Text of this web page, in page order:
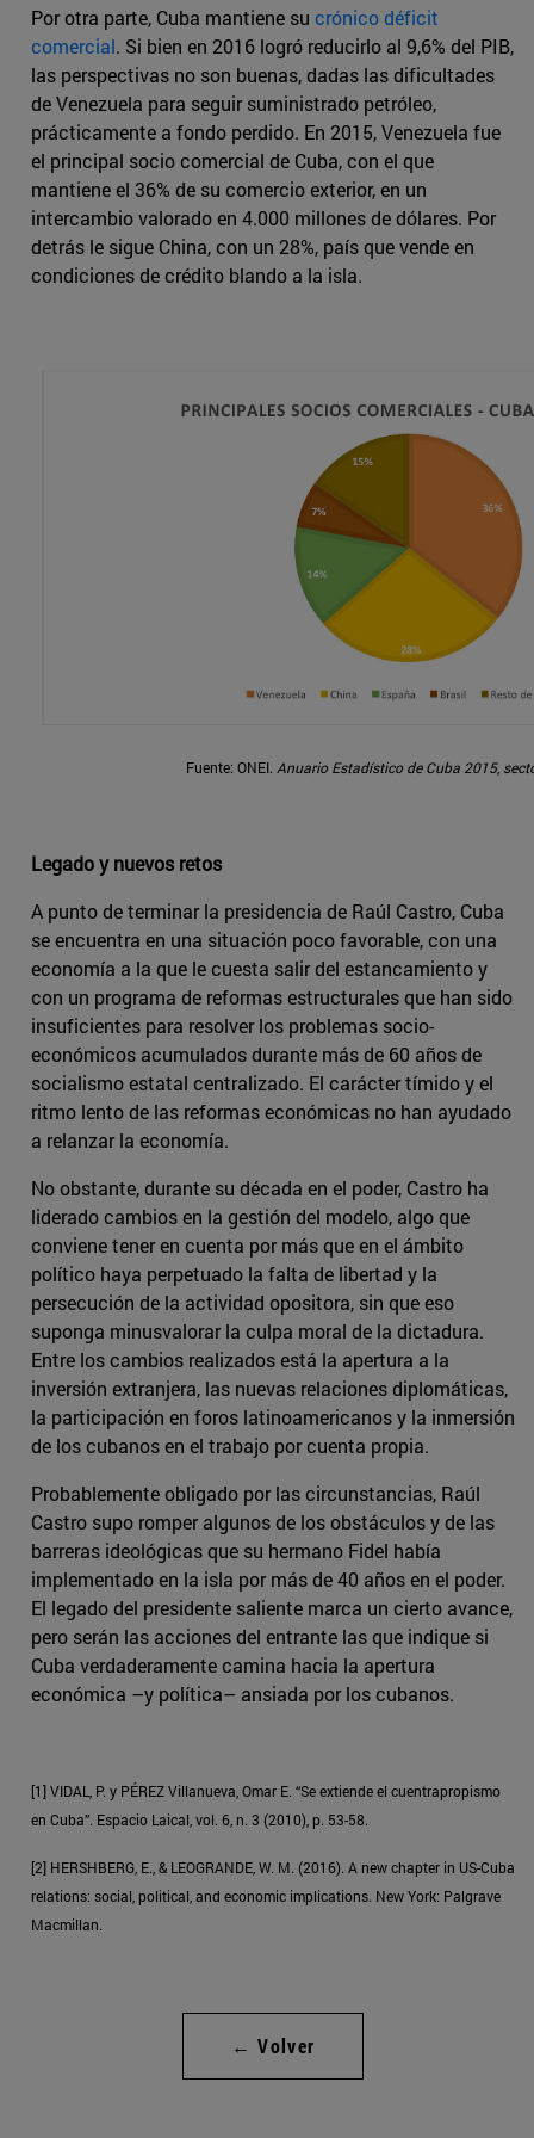
Por otra parte, Cuba mantiene su crónico déficit
comercial. Si bien en 2016 logró reducirlo al 9,6% del PIB,
las perspectivas no son buenas, dadas las dificultades
de Venezuela para seguir suministrado petróleo,
prácticamente a fondo perdido. En 2015, Venezuela fue
el principal socio comercial de Cuba, con el que
mantiene el 36% de su comercio exterior, en un
intercambio valorado en 4.000 millones de dólares. Por
detrás le sigue China, con un 28%, país que vende en
condiciones de crédito blando a la isla.
Fuente: ONEI. Anuario Estadístico de Cuba 2015,
Legado y nuevos retos
A punto de terminar la presidencia de Raúl Castro, Cuba
se encuentra en una situación poco favorable, con una
economía a la que le cuesta salir del estancamiento y
con un programa de reformas estructurales que han sido
insuficientes para resolver los problemas socio-
económicos acumulados durante más de 60 años de
socialismo estatal centralizado. El carácter tímido y el
ritmo lento de las reformas económicas no han ayudado
a relanzar la economía.
No obstante, durante su década en el poder, Castro ha
liderado cambios en la gestión del modelo, algo que
conviene tener en cuenta por más que en el ámbito
político haya perpetuado la falta de libertad y la
persecución de la actividad opositora, sin que eso
suponga minusvalorar la culpa moral de la dictadura.
Entre los cambios realizados está la apertura a la
inversión extranjera, las nuevas relaciones diplomáticas,
la participación en foros latinoamericanos y la inmersión
de los cubanos en el trabajo por cuenta propia.
Probablemente obligado por las circunstancias, Raúl
Castro supo romper algunos de los obstáculos y de las
barreras ideológicas que su hermano Fidel había
implementado en la isla por más de 40 años en el poder.
El legado del presidente saliente marca un cierto avance,
pero serán las acciones del entrante las que indique si
Cuba verdaderamente camina hacia la apertura
económica –y política– ansiada por los cubanos.
[1] VIDAL, P. y PÉREZ Villanueva, Omar E. “Se extiende el cuentrapropismo
en Cuba”. Espacio Laical, vol. 6, n. 3 (2010), p. 53-58.
[2] HERSHBERG, E., & LEOGRANDE, W. M. (2016). A new chapter in US-Cuba
relations: social, political, and economic implications. New York: Palgrave
Macmillan.
← Volver